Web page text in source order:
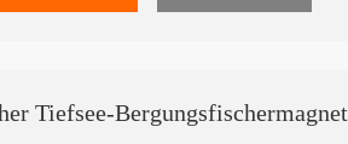
Tiefsee-Bergungsfischermagnet